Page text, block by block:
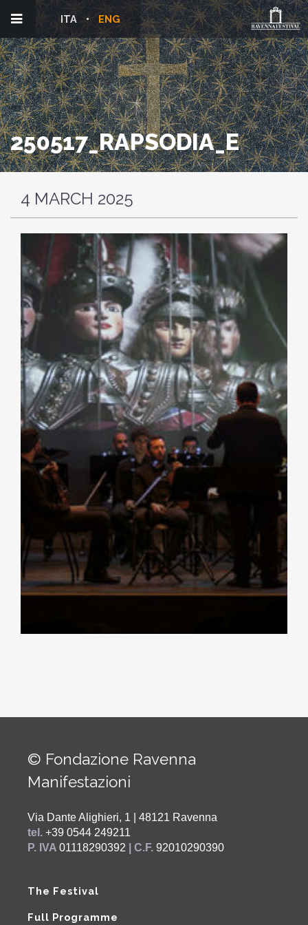
ENG
ITA
250517_RAPSODIA_E
4 MARCH 2025
© Fondazione Ravenna
Manifestazioni
Via Dante Alighieri, 1 | 48121 Ravenna
tel. +39 0544 249211
P. IVA 01118290392 | C.F. 92010290390
The Festival
Full Programme